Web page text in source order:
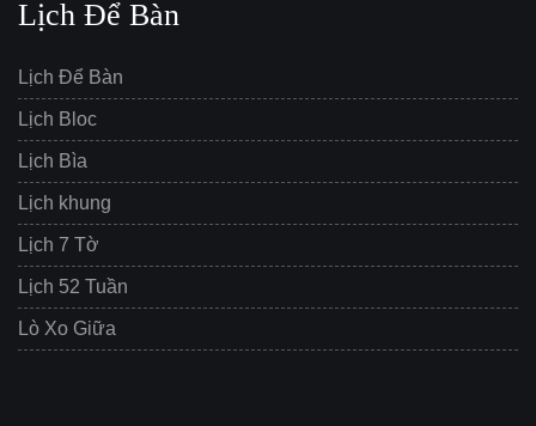
Lịch Để Bàn
Lịch Để Bàn
Lịch Bloc
Lịch Bìa
Lịch khung
Lịch 7 Tờ
Lịch 52 Tuần
Lò Xo Giữa